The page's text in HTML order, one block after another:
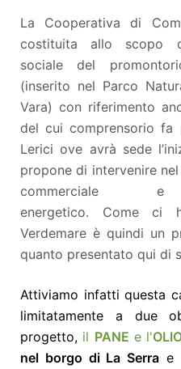
La Cooperativa di
costituita allo scopo
sociale del
(inserito nel Parco
Vara) con riferimento
del cui comprensorio fa
Lerici ove avrà sede
propone di intervenire
commerciale e
energetico. Come ci
Verdemare è quindi un
quanto presentato qui di
Attiviamo infatti questa
limitatamente a due
progetto, il PANE e l'
nel borgo di La Serra e